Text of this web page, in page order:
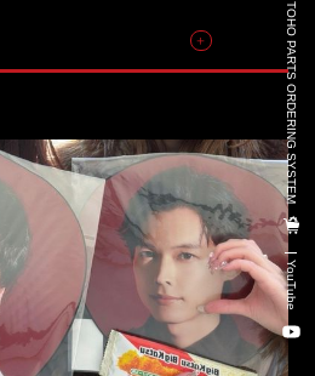
TOHO PARTS ORDERING SYSTEM
YouTube
その他